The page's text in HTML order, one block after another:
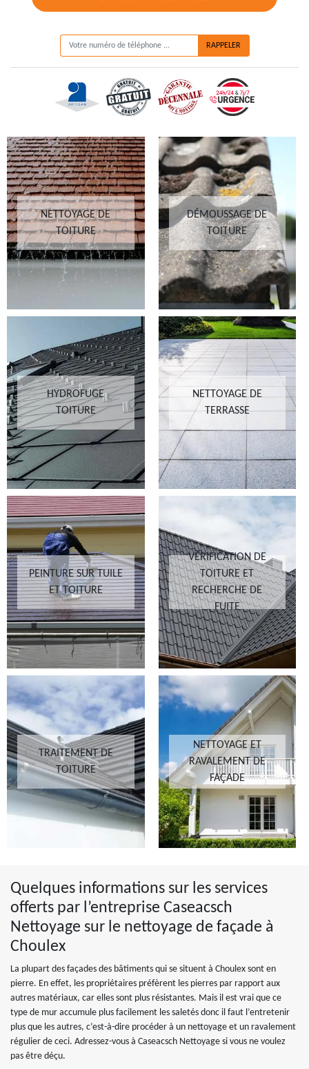
NETTOYAGE DE
TOITURE
DÉMOUSSAGE DE
TOITURE
HYDROFUGE
TOITURE
NETTOYAGE DE
TERRASSE
PEINTURE SUR TUILE
ET TOITURE
VÉRIFICATION DE
TOITURE ET
RECHERCHE DE
FUITE
TRAITEMENT DE
TOITURE
NETTOYAGE ET
RAVALEMENT DE
FAÇADE
Quelques informations sur les services
offerts par l’entreprise Caseacsch
Nettoyage sur le nettoyage de façade à
Choulex
La plupart des façades des bâtiments qui se situent à Choulex sont en
pierre. En effet, les propriétaires préfèrent les pierres par rapport aux
autres matériaux, car elles sont plus résistantes. Mais il est vrai que ce
type de mur accumule plus facilement les saletés donc il faut l’entretenir
plus que les autres, c’est-à-dire procéder à un nettoyage et un ravalement
régulier de ceci. Adressez-vous à Caseacsch Nettoyage si vous ne voulez
pas être déçu.